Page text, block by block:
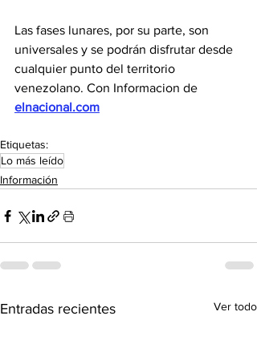
Las fases lunares, por su parte, son
universales y se podrán disfrutar desde
cualquier punto del territorio
venezolano. Con Informacion de
elnacional.com
Etiquetas:
Lo más leído
Información
Entradas recientes Ver todo